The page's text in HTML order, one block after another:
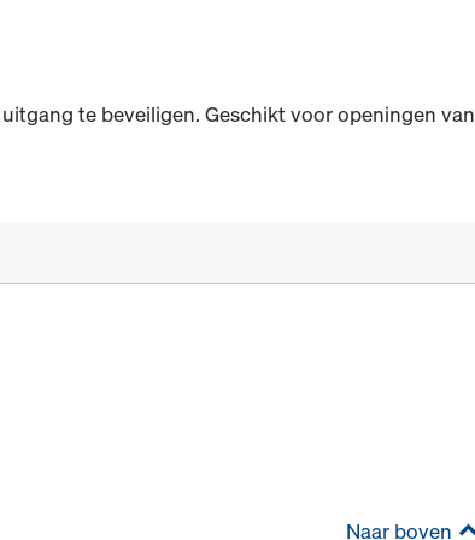
te beveiligen. Geschikt voor openingen van
Naar boven